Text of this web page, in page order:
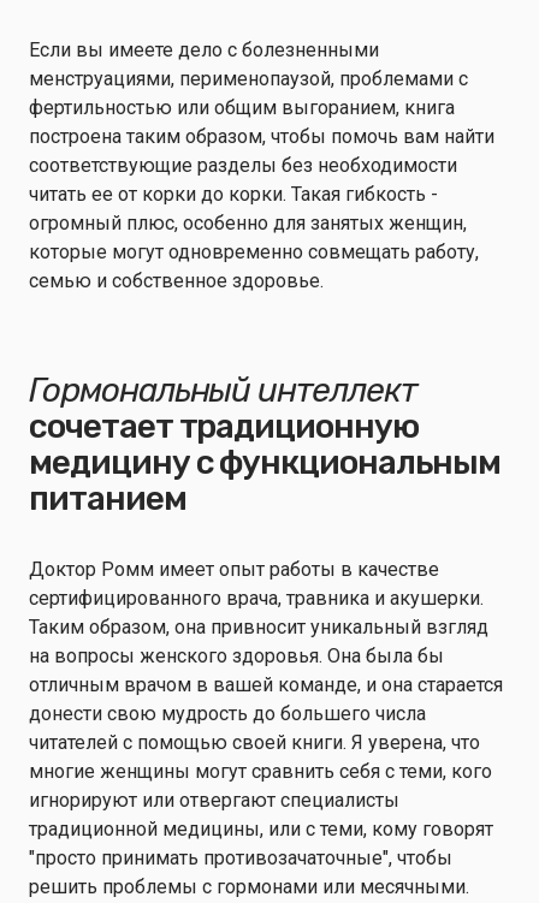
Если вы имеете дело с болезненными
менструациями, перименопаузой, проблемами с
фертильностью или общим выгоранием, книга
построена таким образом, чтобы помочь вам найти
соответствующие разделы без необходимости
читать ее от корки до корки. Такая гибкость -
огромный плюс, особенно для занятых женщин,
которые могут одновременно совмещать работу,
семью и собственное здоровье.
Гормональный интеллект
сочетает традиционную
медицину с функциональным
питанием
Доктор Ромм имеет опыт работы в качестве
сертифицированного врача, травника и акушерки.
Таким образом, она привносит уникальный взгляд
на вопросы женского здоровья. Она была бы
отличным врачом в вашей команде, и она старается
донести свою мудрость до большего числа
читателей с помощью своей книги. Я уверена, что
многие женщины могут сравнить себя с теми, кого
игнорируют или отвергают специалисты
традиционной медицины, или с теми, кому говорят
"просто принимать противозачаточные", чтобы
решить проблемы с гормонами или месячными.